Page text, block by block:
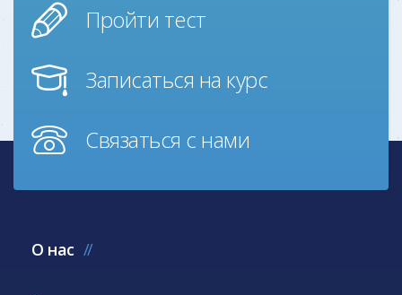
Пройти тест
Записаться на курс
Связаться с нами
О нас